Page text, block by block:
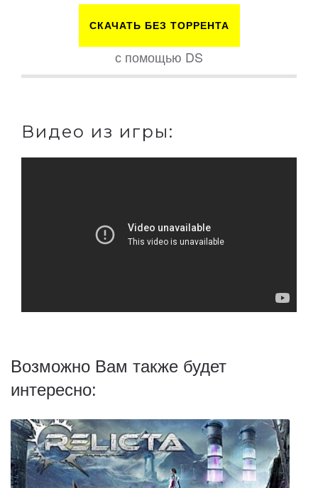
СКАЧАТЬ БЕЗ ТОРРЕНТА
с помощью DS
Видео из игры:
Возможно Вам также будет
интересно: